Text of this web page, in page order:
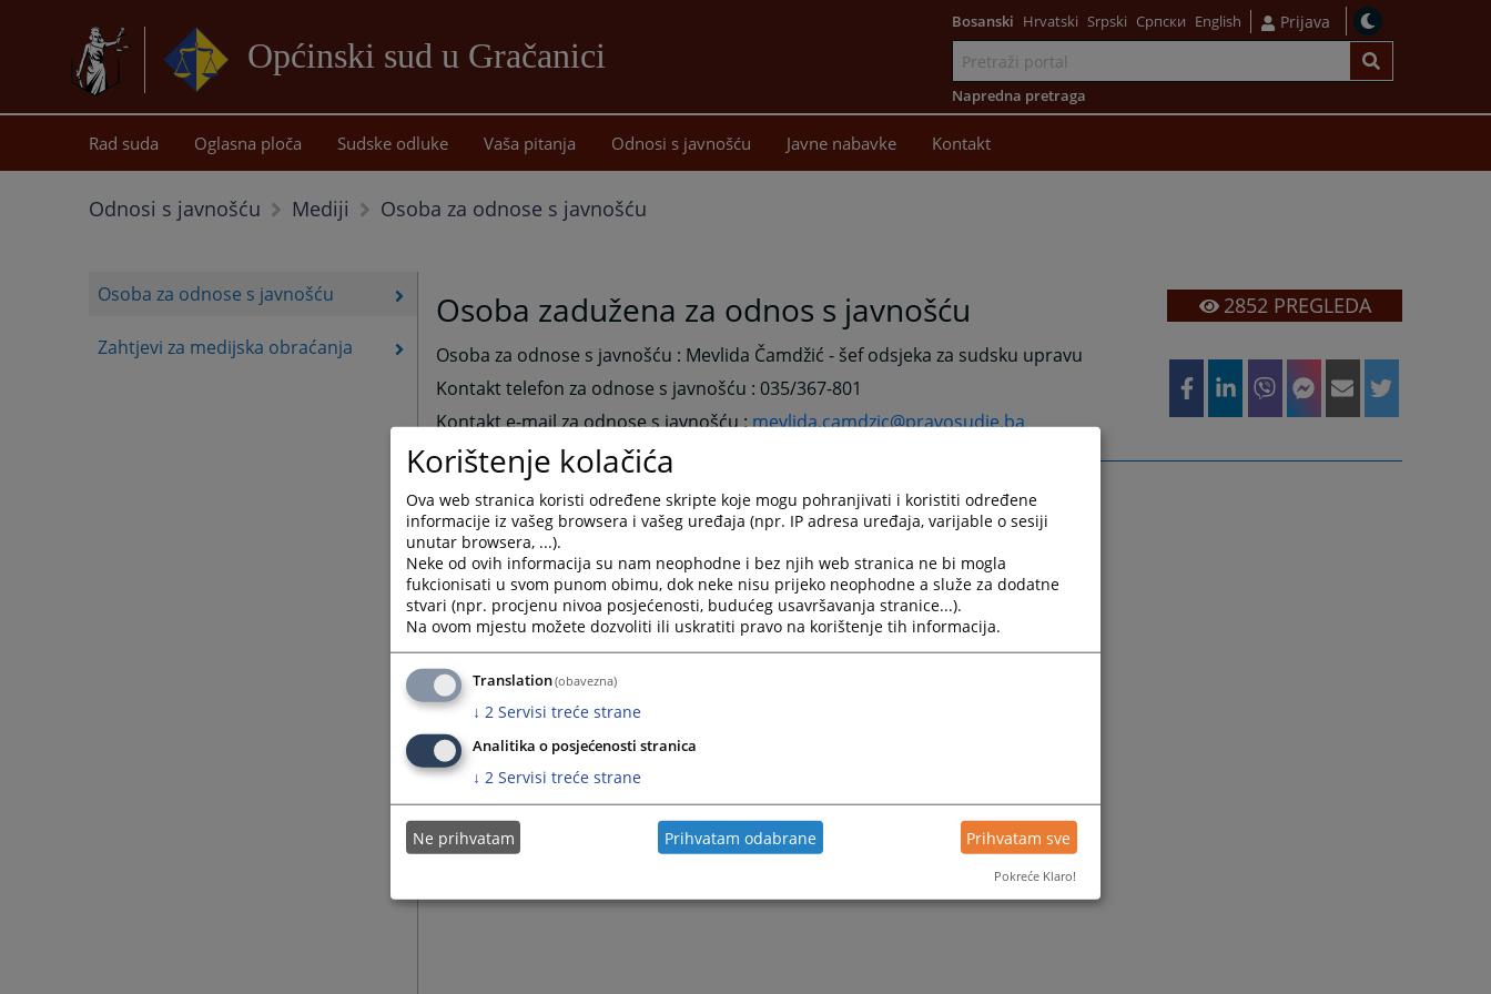
Općinski sud u Gračanici
sadržaj
Bosanski Hrvatski Srpski Српски English Prijava
Napredna pretraga
Rad suda Oglasna ploča Sudske odluke Vaša pitanja Odnosi s javnošću Javne nabavke Kontakt
Odnosi s javnošću Mediji Osoba za odnose s javnošću
Osoba za odnose s javnošću
Zahtjevi za medijska obraćanja
Osoba zadužena za odnos s javnošću
Osoba za odnose s javnošću : Mevlida Čamdžić - šef odsjeka za sudsku upravu
Kontakt telefon za odnose s javnošću : 035/367-801
Kontakt e-mail za odnose s javnošću :mevlida.camdzic@pravosudje.ba
2852PREGLEDA
Korištenje kolačića
Ova web stranica koristi određene skripte koje mogu pohranjivati i koristiti određene
informacije iz vašeg browsera i vašeg uređaja (npr. IP adresa uređaja, varijable o sesiji
unutar browsera, ...).
Neke od ovih informacija su nam neophodne i bez njih web stranica ne bi mogla
fukcionisati u svom punom obimu, dok neke nisu prijeko neophodne a služe za dodatne
stvari (npr. procjenu nivoa posjećenosti, budućeg usavršavanja stranice...).
Na ovom mjestu možete dozvoliti ili uskratiti pravo na korištenje tih informacija.
Translation(obavezna)
↓ 2 Servisi treće strane
Analitika o posjećenosti stranica
↓ 2 Servisi treće strane
Ne prihvatam Prihvatam odabrane Prihvatam sve
Pokreće Klaro!